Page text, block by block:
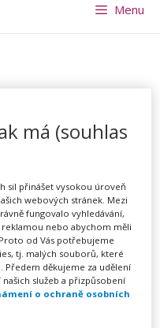
Menu
má (souhlas
sil přinášet vysokou úroveň
webových stránek. Mezi
fungovalo vyhledávání,
nebo abychom měli
od Vás potřebujeme
tj. malých souborů, které
Předem děkujeme za udělení
služeb a přizpůsobení
o ochraně osobních